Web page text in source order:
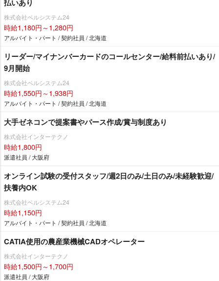
払いあり
株式会社ベルシステム24
時給1,180円～1,280円
アルバイト・パート / 契約社員 / 北海道
リーダー/マイナンバーカードのコールセンター/給料前払いあり/
9月開始
株式会社ベルシステム24
時給1,550円～1,938円
アルバイト・パート / 契約社員 / 北海道
大手ゼネコンで提案書やパース作成/賞与制度あり
株式会社インターテクノ
時給1,800円
派遣社員 / 大阪府
オンライン試験の受付スタッフ/週2日のみ/土日のみ/未経験歓迎/
扶養内OK
株式会社ベルシステム24
時給1,150円
アルバイト・パート / 契約社員 / 北海道
CATIA使用の農産業機械CADオペレーター
株式会社インターテクノ
時給1,500円～1,700円
派遣社員 / 大阪府